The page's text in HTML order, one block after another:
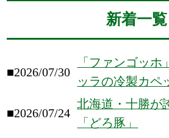
新着一覧
■2026/07/30
「ファンゴッ
ッラの冷製カペ
■2026/07/24
北海道・十勝が
「どろ豚」